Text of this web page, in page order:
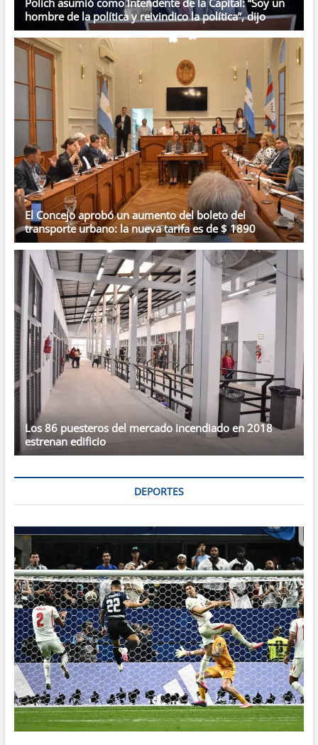
Polich asumió como intendente de la Capital: “Soy un
hombre de la política y reivindico la política”, dijo
El Concejo aprobó un aumento del boleto del
transporte urbano: la nueva tarifa es de $ 1890
Los 86 puesteros del mercado incendiado en 2018
estrenan edificio
DEPORTES